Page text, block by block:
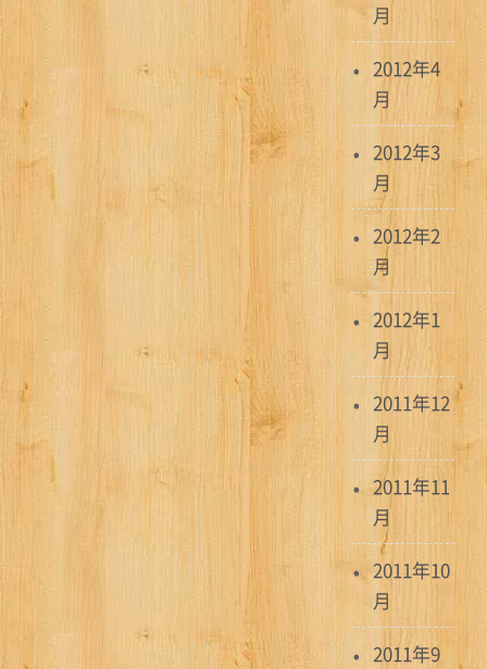
月
2012年4
月
2012年3
月
2012年2
月
2012年1
月
2011年12
月
2011年11
月
2011年10
月
2011年9